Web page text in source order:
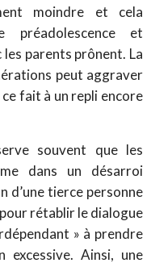
moindre et cela
et
les parents prônent. La
peut aggraver
fait à un repli encore
souvent que les
dans un désarroi
d’une tierce personne
rétablir le dialogue
» à prendre
excessive. Ainsi, une